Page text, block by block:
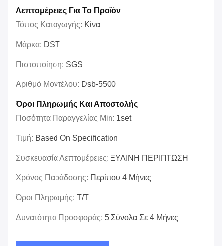
Λεπτομέρειες Για Το Προϊόν
Τόπος Καταγωγής: Κίνα
Μάρκα: DST
Πιστοποίηση: SGS
Αριθμό Μοντέλου: Dsb-5500
Όροι Πληρωμής Και Αποστολής
Ποσότητα Παραγγελίας Min: 1set
Τιμή: Based On Specification
Συσκευασία Λεπτομέρειες: ΞΥΛΙΝΗ ΠΕΡΙΠΤΩΣΗ
Χρόνος Παράδοσης: Περίπου 4 Μήνες
Όροι Πληρωμής: T/T
Δυνατότητα Προσφοράς: 5 Σύνολα Σε 4 Μήνες